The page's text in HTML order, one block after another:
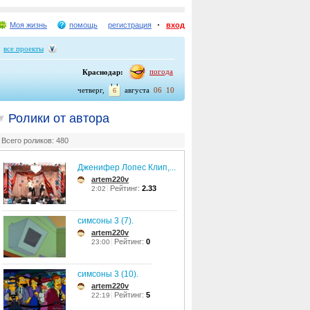
Моя жизнь помощь регистрация вход
все проекты
Краснодар: погода
06 10
августа
6
четверг,
Ролики от автора
Всего роликов: 480
Дженифер Лопес Клип,...
artem220v
2:02 Рейтинг: 2.33
симсоны 3 (7).
artem220v
23:00 Рейтинг: 0
симсоны 3 (10).
artem220v
22:19 Рейтинг: 5